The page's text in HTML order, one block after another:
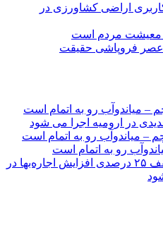
اراضی کشاورزی در
معیشت مردم است
عصر فروپاشی حقیقت
– میاندوآب رو به اتمام است
در ارومیه اجرا می شود
– میاندوآب رو به اتمام است
رو به اتمام است
سقف ۲۵ درصدی افزایش اجاره‌بها در